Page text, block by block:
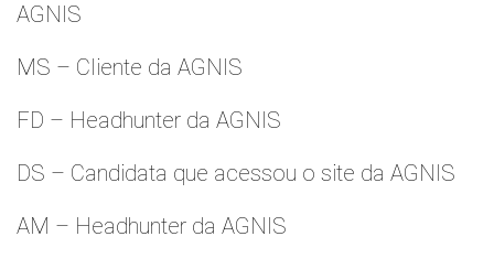
AGNIS
MS – Cliente da AGNIS
FD – Headhunter da AGNIS
DS – Candidata que acessou o site da AGNIS
AM – Headhunter da AGNIS